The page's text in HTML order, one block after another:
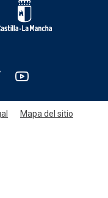
Mapa del sitio